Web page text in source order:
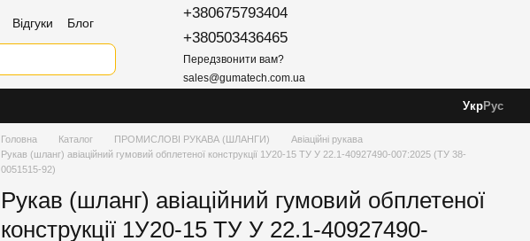
Відгуки
Блог
+380675793404
+380503436465
Передзвонити вам?
sales@gumatech.com.ua
УкрРус
Головна Каталог ПРОМИСЛОВІ РУКАВА (ШЛАНГИ)
Авіаційні рукава
Рукав (шланг) авіаційний гумовий обплетеної конструкції 1У20-15 ТУ У 22.1-40927490-007:2025 (ТУ 38-
0051515-92)
Рукав (шланг) авіаційний гумовий обплетеної
конструкції 1У20-15 ТУ У 22.1-40927490-